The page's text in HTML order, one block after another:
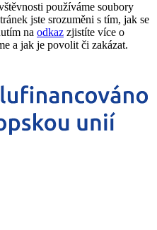
používáme soubory
jste srozuměni s tím, jak se
na odkaz zjistíte více o
a jak je povolit či zakázat.